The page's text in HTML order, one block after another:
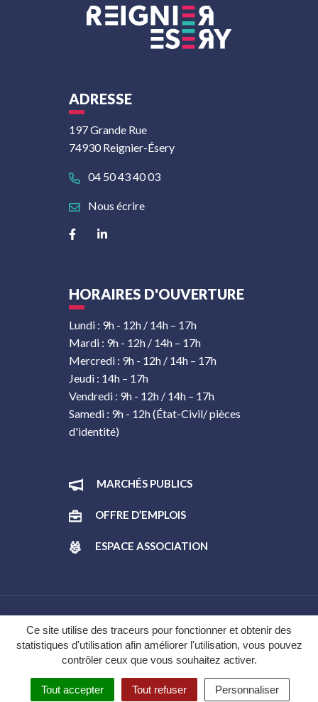
Ce site utilise des traceurs pour fonctionner et obtenir des
statistiques d'utilisation afin améliorer l'utilisation, vous pouvez
contrôler ceux que vous souhaitez activer.
Tout accepter Tout refuser Personnaliser
ADRESSE
197 Grande Rue
74930 Reignier-Ésery
04 50 43 40 03
Nous écrire
Lien vers le compte Facebook
Lien vers le compte Linkedin
HORAIRES D'OUVERTURE
Lundi : 9h - 12h / 14h – 17h
Mardi : 9h - 12h / 14h – 17h
Mercredi : 9h - 12h / 14h – 17h
Jeudi : 14h – 17h
Vendredi : 9h - 12h / 14h – 17h
Samedi : 9h - 12h (État-Civil/ pièces
d'identité)
MARCHÉS PUBLICS
OFFRE D’EMPLOIS
ESPACE ASSOCIATION
Gestion des cookies
Plan du site
Mentions légales